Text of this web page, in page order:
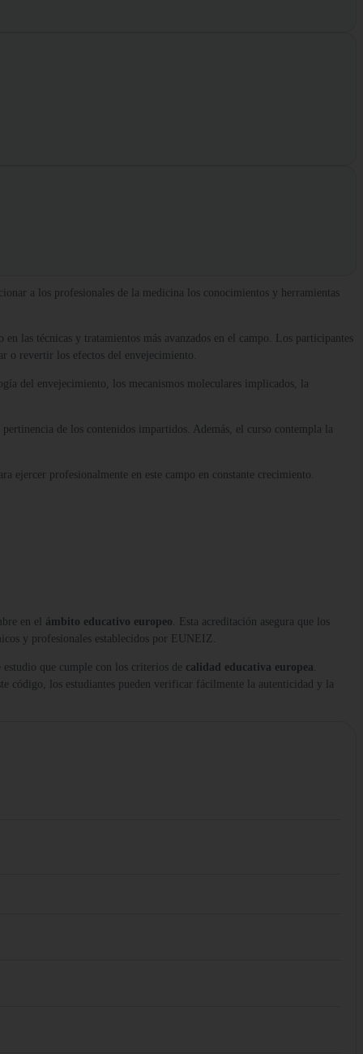
a los profesionales de la medicina los conocimientos y herramientas
las técnicas y tratamientos más avanzados en el campo. Los participantes
o revertir los efectos del envejecimiento.
del envejecimiento, los mecanismos moleculares implicados, la
de los contenidos impartidos. Además, el curso contempla la
profesionalmente en este campo en constante crecimiento.
en el ámbito educativo europeo. Esta acreditación asegura que los
y profesionales establecidos por EUNEIZ.
que cumple con los criterios de calidad educativa europea.
código, los estudiantes pueden verificar fácilmente la autenticidad y la